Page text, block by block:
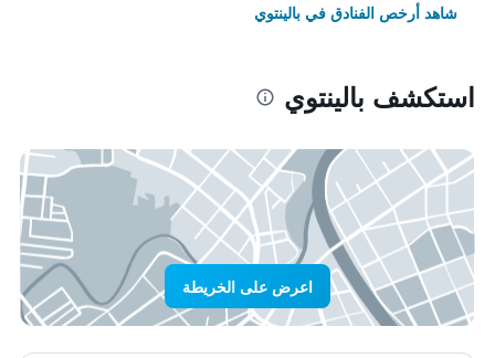
شاهد أرخص الفنادق في بالينتوي
استكشف بالينتوي
اعرض على الخريطة